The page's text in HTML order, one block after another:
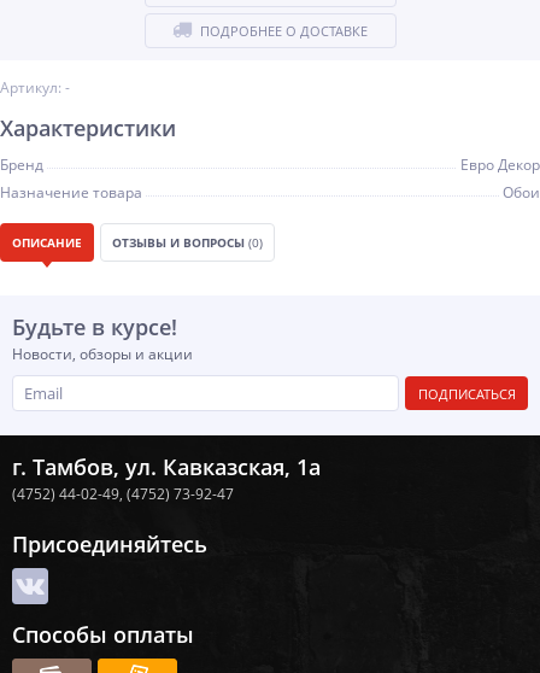
Артикул: -
ПОДРОБНЕЕ О ДОСТАВКЕ
Характеристики
Бренд
Евро Декор
Назначение товара
Обои
ОПИСАНИЕ ОТЗЫВЫ И ВОПРОСЫ (0)
Будьте в курсе!
Новости, обзоры и акции
ПОДПИСАТЬСЯ
г. Тамбов, ул. Кавказская, 1а
(4752) 44-02-49, (4752) 73-92-47
Присоединяйтесь
Способы оплаты